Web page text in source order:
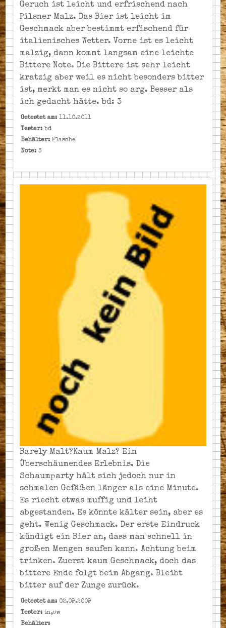
Geruch ist leicht und erfrischend nach
Pilsner Malz. Das Bier ist leicht im
Geschmack aber bestimmt erfischend für
italienisches Wetter. Vorne ist es leicht
malzig, dann kommt langsam eine leichte
Bittere Note. Die Bittere ist sehr leicht
kratzig aber weil es nicht besonders bitter
ist, merkt man es nicht so arg. Besser als
ich gedacht hätte. bd: 3
Getestet am: 11.10.2011
Tester: bd
Behälter: Flasche
Note: 3
Barely Malt?Kaum Malz? Ein
Überschäumendes Erlebnis. Die
Schaumparty hält sich jedoch nur in
schmalen Gefäßen länger als eine Minute.
Es riecht etwas muffig und leiht
abgestanden. Es könnte kälter sein, aber es
geht. Wenig Geschmack. Der erste Eindruck
kündigt ein Bier an, dass man schnell in
großen Mengen saufen kann. Achtung beim
trinken. Zuerst kaum Geschmack, doch das
bittere Ende folgt beim Abgang. Bleibt
bitter auf der Zunge zurück.
Getestet am: 02.09.2009
Tester: tn,sw
Behälter: